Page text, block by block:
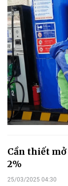
Cần thiết
2%
25/03/2025 04:30